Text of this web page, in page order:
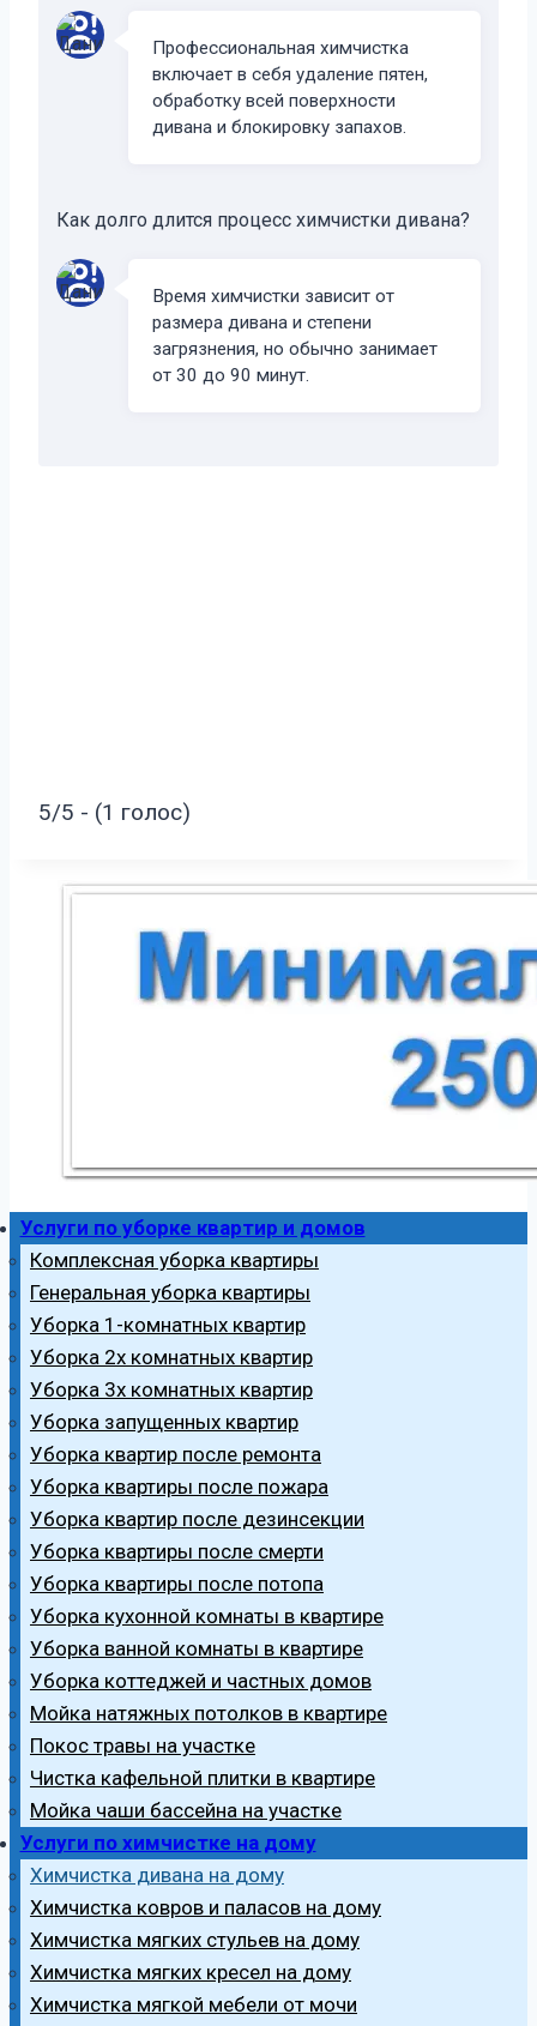
Профессиональная химчистка
включает в себя удаление пятен,
обработку всей поверхности
дивана и блокировку запахов.
Как долго длится процесс химчистки дивана?
Время химчистки зависит от
размера дивана и степени
загрязнения, но обычно занимает
от 30 до 90 минут.
5/5 - (1 голос)
Услуги по уборке квартир и домов
Комплексная уборка квартиры
Генеральная уборка квартиры
Уборка 1-комнатных квартир
Уборка 2х комнатных квартир
Уборка 3х комнатных квартир
Уборка запущенных квартир
Уборка квартир после ремонта
Уборка квартиры после пожара
Уборка квартир после дезинсекции
Уборка квартиры после смерти
Уборка квартиры после потопа
Уборка кухонной комнаты в квартире
Уборка ванной комнаты в квартире
Уборка коттеджей и частных домов
Мойка натяжных потолков в квартире
Покос травы на участке
Чистка кафельной плитки в квартире
Мойка чаши бассейна на участке
Услуги по химчистке на дому
Химчистка дивана на дому
Химчистка ковров и паласов на дому
Химчистка мягких стульев на дому
Химчистка мягких кресел на дому
Химчистка мягкой мебели от мочи